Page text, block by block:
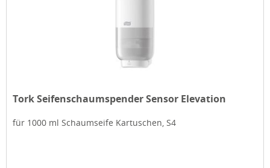
Tork Seifenschaumspender Sensor Elevation
für 1000 ml Schaumseife Kartuschen, S4